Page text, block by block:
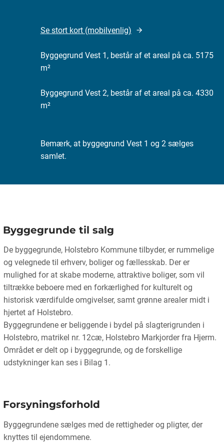
Se stort kort (mobilvenlig)
Byggegrund Vest 1, består af et areal på ca. 5175
m²
Byggegrund Vest 2, består af et areal på ca. 4330
m²
Bemærk, at byggegrund Vest 1 og 2 sælges
samlet.
Byggegrunde til salg
De byggegrunde, Holstebro Kommune tilbyder, er rummelige
og velegnede til erhverv, boliger og fællesskab. Der er
mulighed for at skabe moderne, attraktive boliger, som vil
tiltrække beboere med en forkærlighed for kulturelt og
historisk værdifulde omgivelser, samt grønne arealer midt i
hjertet af Holstebro.
Byggegrundene er beliggende i bydel på slagterigrunden i
Holstebro, matrikel nr. 12cæ, Holstebro Markjorder fra Hjerm.
Området er delt op i byggegrunde, og de forskellige
udstykninger kan ses i Bilag 1.
Forsyningsforhold
Byggegrundene sælges med de rettigheder og pligter, der
knyttes til ejendommene.